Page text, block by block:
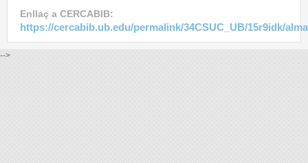
Enllaç a CERCABIB:
https://cercabib.ub.edu/permalink/34CSUC_UB/15r9idk/
-->